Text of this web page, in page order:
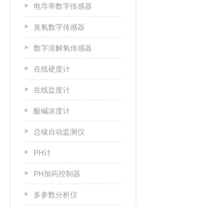
电导率数字传感器
臭氧数字传感器
数字溶解氧传感器
在线硬度计
在线盐度计
酸碱浓度计
总镍自动监测仪
PH计
PH加药控制器
多参数分析仪